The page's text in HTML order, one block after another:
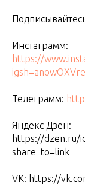
Инстаграмм:
https://
Телеграмм:
Яндекс Дзен:
https://dzen.ru/
share_to=link
VK: https://